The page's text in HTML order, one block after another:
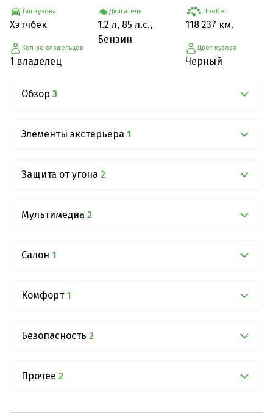
Тип кузова
Хэтчбек
Кол-во владельцев
1 владелец
Двигатель
1.2 л, 85 л.с.,
Бензин
Пробег
118 237 км.
Цвет кузова
Черный
Обзор 3
Элементы экстерьера 1
Защита от угона 2
Мультимедиа 2
Салон 1
Комфорт 1
Безопасность 2
Прочее 2